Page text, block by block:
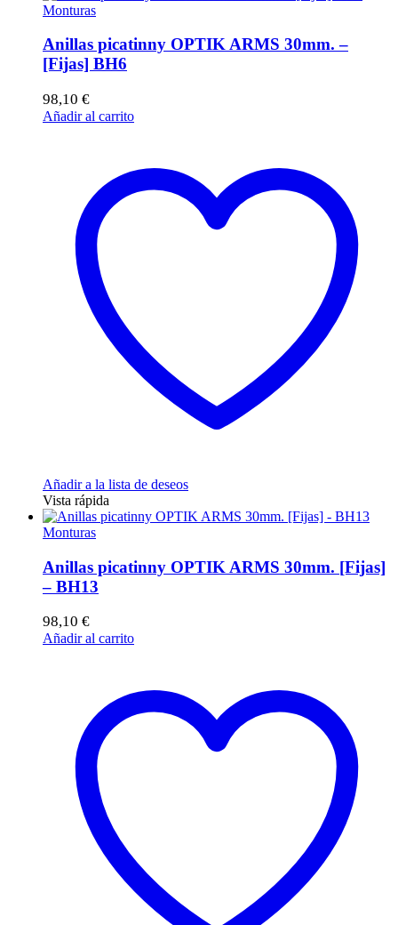
Monturas
Anillas picatinny OPTIK ARMS 30mm. –
[Fijas] BH6
98,10 €
Añadir al carrito
Añadir a la lista de deseos
Vista rápida
Monturas
Anillas picatinny OPTIK ARMS 30mm. [Fijas]
– BH13
98,10 €
Añadir al carrito